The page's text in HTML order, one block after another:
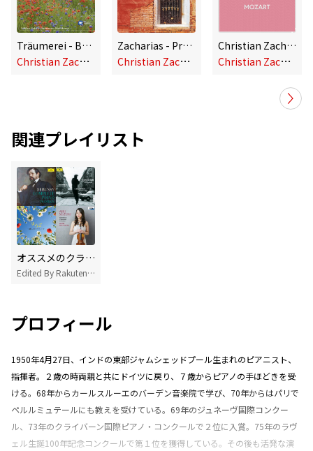
Träumerei - Best of Schumann
C
hristian Zacharias/Kölner Rundfunk-Sinfonie-Orchester/Hans Vonk
Zacharias - Prelude
C
hristian Zacharias
Christian Zacharias Plays Mozart
C
hristian Zacharias
関連プレイリスト
オススメのクラシック名曲50
Edited By Rakuten Music
プロフィール
1950年4月27日、インドの東部ジャムシェッドプール生まれのピアニスト、
指揮者。２歳の時両親と共にドイツに戻り、７歳からピアノの手ほどきを受
ける。68年からカールスルーエのバーデン音楽院で学び、70年からはパリで
ペルルミュテールにも教えを受けている。69年のジュネーヴ国際コンクー
ル、73年のクライバーン国際ピアノ・コンクールで２位に入賞。75年のラヴ
ェル生誕100年記念コンクールで第１位を獲得している。その後も活発な演